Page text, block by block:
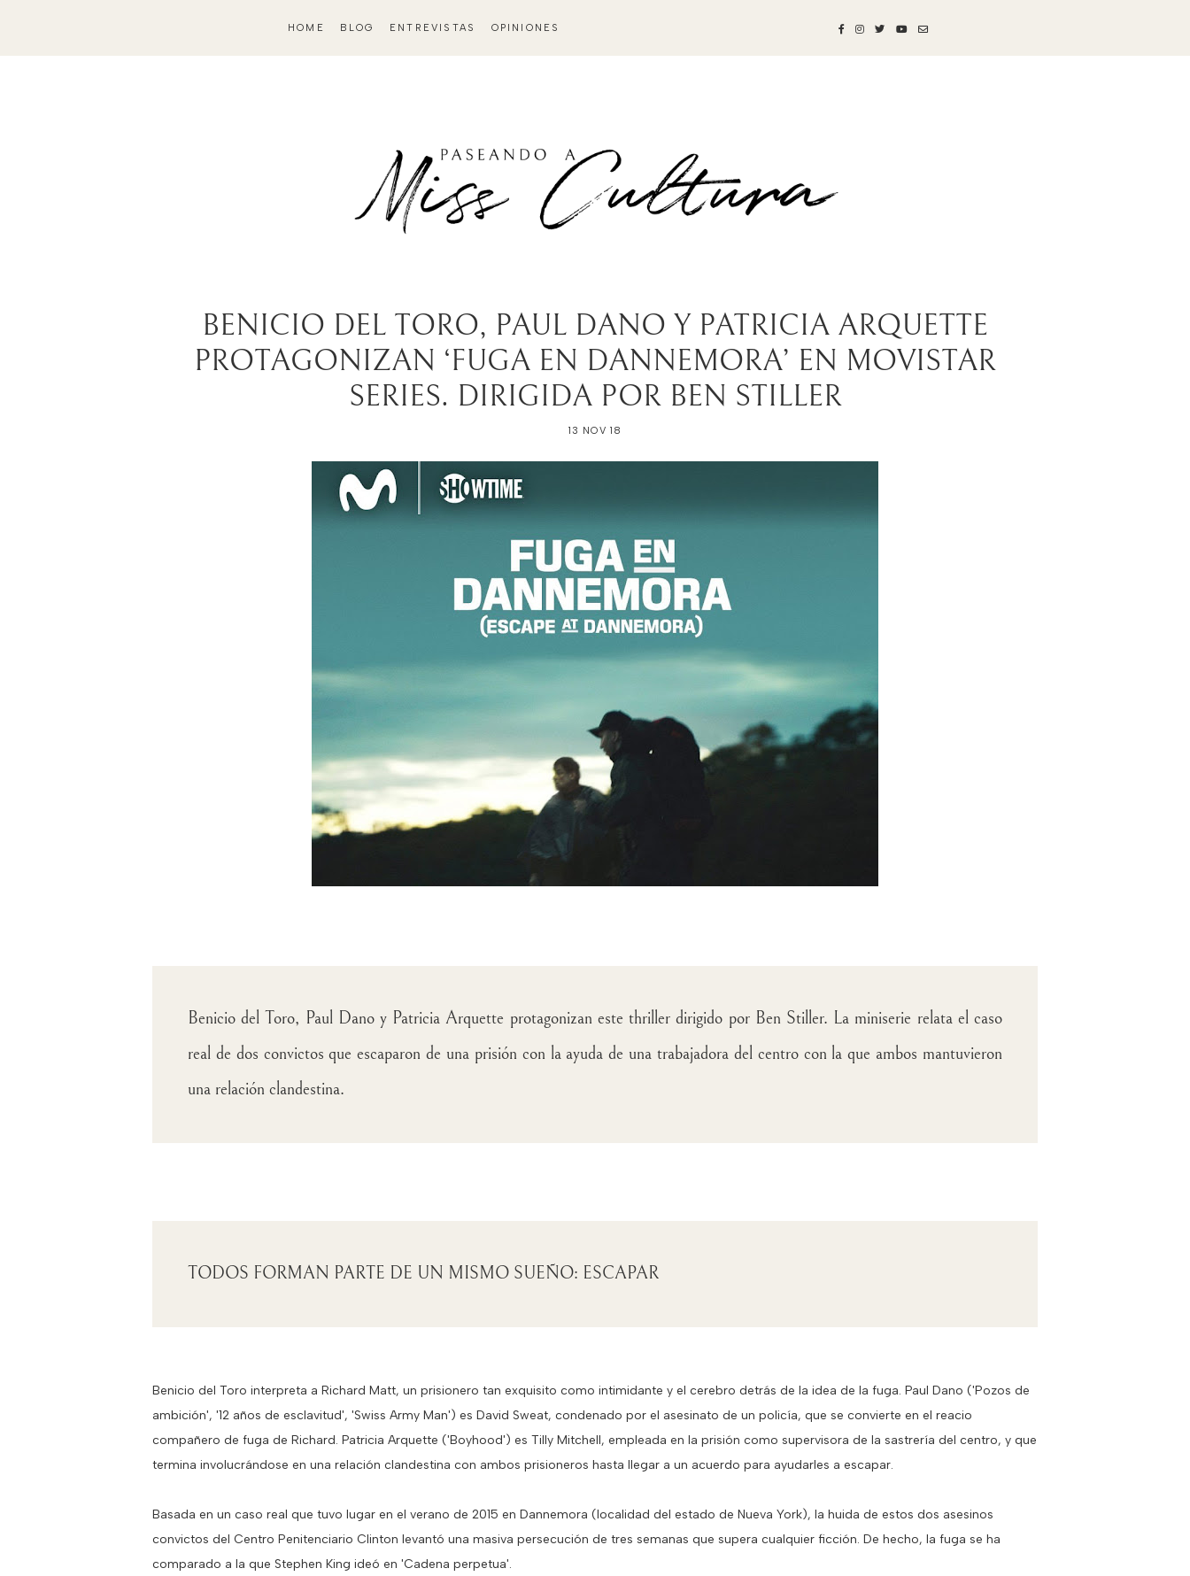
HOME BLOG ENTREVISTAS OPINIONES
BENICIO DEL TORO, PAUL DANO Y PATRICIA ARQUETTE
PROTAGONIZAN ‘FUGA EN DANNEMORA’ EN MOVISTAR
SERIES. DIRIGIDA POR BEN STILLER
13 NOV 18
Benicio del Toro, Paul Dano y Patricia Arquette protagonizan este thriller dirigido por Ben Stiller. La miniserie relata el caso
real de dos convictos que escaparon de una prisión con la ayuda de una trabajadora del centro con la que ambos mantuvieron
una relación clandestina.
TODOS FORMAN PARTE DE UN MISMO SUEÑO: ESCAPAR
Benicio del Toro interpreta a Richard Matt, un prisionero tan exquisito como intimidante y el cerebro detrás de la idea de la fuga. Paul Dano ('Pozos de
ambición', '12 años de esclavitud', 'Swiss Army Man') es David Sweat, condenado por el asesinato de un policía, que se convierte en el reacio
compañero de fuga de Richard. Patricia Arquette ('Boyhood') es Tilly Mitchell, empleada en la prisión como supervisora de la sastrería del centro, y que
termina involucrándose en una relación clandestina con ambos prisioneros hasta llegar a un acuerdo para ayudarles a escapar.
Basada en un caso real que tuvo lugar en el verano de 2015 en Dannemora (localidad del estado de Nueva York), la huida de estos dos asesinos
convictos del Centro Penitenciario Clinton levantó una masiva persecución de tres semanas que supera cualquier ficción. De hecho, la fuga se ha
comparado a la que Stephen King ideó en 'Cadena perpetua'.